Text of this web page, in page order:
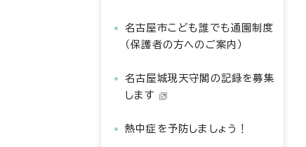
名古屋市こども誰でも通園制度
（保護者の方へのご案内）
名古屋城現天守閣の記録を募集
します
熱中症を予防しましょう！